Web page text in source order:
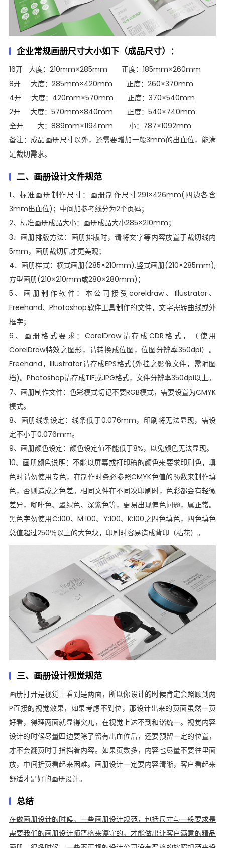
企业常规画册尺寸大小如下（成品尺寸）：
16开 大度：210mm×285mm 正度：185mm×260mm
8开 大度：285mm×420mm 正度：260×370mm
4开 大度：420mm×570mm 正度：370×540mm
2开 大度：570mm×840mm 正度：540×740mm
全开 大：889mm×1194mm 小：787×1092mm
备注：成品画册尺寸以外，还需要增加一般3mm的出血位，能满
足裁切需求。
二、画册设计文件规范
1、标准画册制作尺寸：画册制作尺寸291×426mm(四边各含
3mm出血位)；中间加参考线分为2个页码；
2、标准画册成品大小：画册成品大小285×210mm；
3、画册排版方法：画册排版时，请将文字等内容放置于裁切线内
5mm，画册裁切后才更美观；
4、画册样式：横式画册(285×210mm),竖式画册(210×285mm),
方型画册(210×210mm或280×280mm)；
5、画册制作软件：本公司接受coreldraw、Illustrator、
Freehand、Photoshop软件工具制作的文件，文字需转曲线或外
框字；
6、画册格式要求：CorelDraw请存成CDR格式，（使用
CorelDraw特效之图形，请转换成位图，位图分辨率350dpi）。
Freehand，Illustrator请存成EPS格式(外挂之影像文件，需附图
档)。Photoshop请存成TIF或JPG格式，文件分辨率350dpi以上。
7、画册制作文件：色彩模式切记不要RGB模式，需要设置为CMYK
模式。
8、画册线条设定：线条低于0.076mm，印刷将无法显现，需设
定不小于0.076mm。
9、画册颜色设定：颜色设定值不能低于8%，以免颜色无法显现。
10、画册颜色说明：不能以屏幕或打印稿的颜色来要求印刷色，填
色时请勿使用专色，在制作时务必参照CMYK色值的％数来制作填
色，否则造成之色差。相同文件在不同次印刷时，色彩都会有轻微
差异，咖啡色、墨绿色、深紫色等，更易出现偏色问题，属正常。
黑色字勿使用C:100、M:100、Y:100、K:100之四色填色，四色填色
总值超过250％以上的大色块，印刷时容易造成背印（粘花）。
三、画册设计视觉规范
画册打开是视觉上看到是两面，所以你设计的时候肯定会照顾到两
P直接的视觉效果，如果考虑不到位，那设计出来的页面虽然一页
好看，得理两面就显得突兀，在视觉上达不到和谐统一。视觉内容
设计的时候尽量四边要除了留有出血位后，还要预留一定的位置，
才不会翻页时手指挡着内容。如果页数多，内容也尽量不要往里面
放，中间折页看起来困难。画册设计一定要内容清晰，客户看起来
舒适才是好的画册设计。
总结
在做画册设计的时候，一些画册设计规范，包括尺寸与一般要求是
需要我们的画册设计师严格来遵守的，才能做出让客户满意的精品